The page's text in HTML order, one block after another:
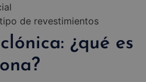
de revestimientos
¿qué es